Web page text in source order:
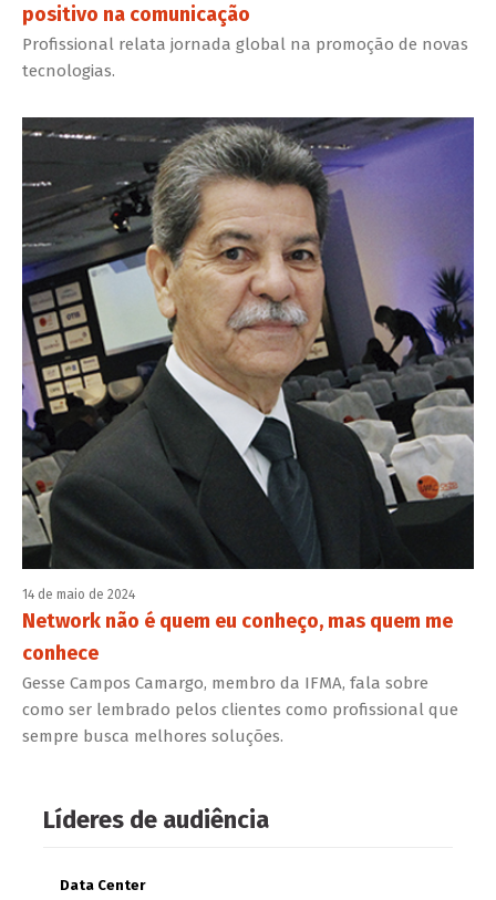
positivo na comunicação
Profissional relata jornada global na promoção de novas
tecnologias.
14 de maio de 2024
Network não é quem eu conheço, mas quem me
conhece
Gesse Campos Camargo, membro da IFMA, fala sobre
como ser lembrado pelos clientes como profissional que
sempre busca melhores soluções.
Líderes de audiência
Data Center